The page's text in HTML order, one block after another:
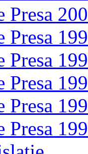
Presa
Presa
Presa
Presa
Presa
Presa